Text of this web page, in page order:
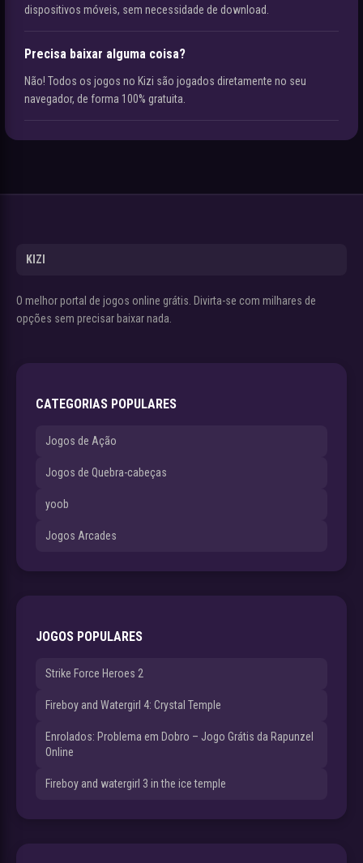
dispositivos móveis, sem necessidade de download.
Precisa baixar alguma coisa?
Não! Todos os jogos no Kizi são jogados diretamente no seu
navegador, de forma 100% gratuita.
KIZI
O melhor portal de jogos online grátis. Divirta-se com milhares de
opções sem precisar baixar nada.
CATEGORIAS POPULARES
Jogos de Ação
Jogos de Quebra-cabeças
yoob
Jogos Arcades
JOGOS POPULARES
Strike Force Heroes 2
Fireboy and Watergirl 4: Crystal Temple
Enrolados: Problema em Dobro – Jogo Grátis da Rapunzel
Online
Fireboy and watergirl 3 in the ice temple